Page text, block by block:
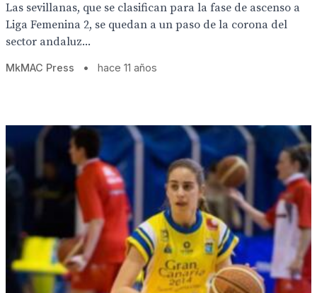
Las sevillanas, que se clasifican para la fase de ascenso a
Liga Femenina 2, se quedan a un paso de la corona del
sector andaluz...
MkMAC Press • hace 11 años